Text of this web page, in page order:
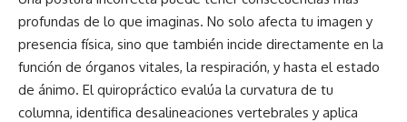
profundas de lo que imaginas. No solo afecta tu imagen y
presencia física, sino que también incide directamente en la
función de órganos vitales, la respiración, y hasta el estado
de ánimo. El quiropráctico evalúa la curvatura de tu
columna, identifica desalineaciones vertebrales y aplica